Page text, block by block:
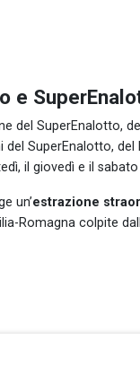
e
del SuperEnalotto,
SuperEnalotto,
il giovedì e il sabato
un’estrazione
Romagna colpite